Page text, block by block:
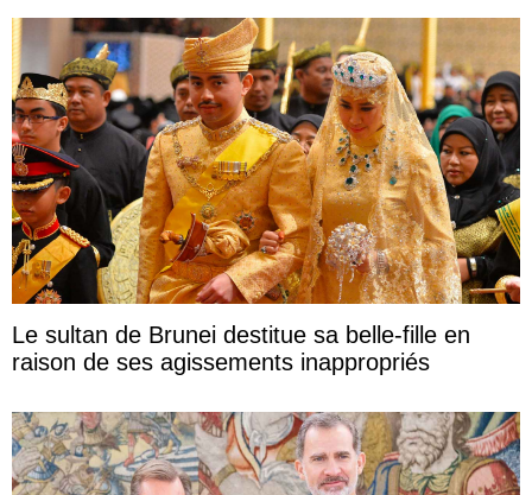
Le sultan de Brunei destitue sa belle-fille en
raison de ses agissements inappropriés